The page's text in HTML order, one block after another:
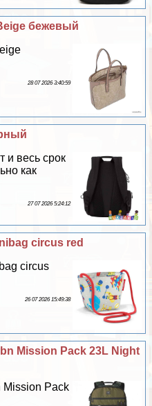
бежевый
28 07 2026 3:40:59
и весь срок
как
27 07 2026 5:24:12
circus red
circus
26 07 2026 15:49:38
Mission Pack 23L Night
Mission Pack